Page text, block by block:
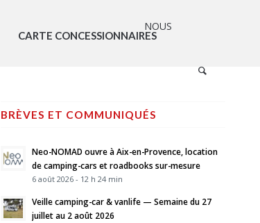
CARTE CONCESSIONNAIRES
BRÈVES ET COMMUNIQUÉS
Neo-NOMAD ouvre à Aix-en-Provence, location
de camping-cars et roadbooks sur-mesure
6 août 2026 - 12 h 24 min
Veille camping-car & vanlife — Semaine du 27
juillet au 2 août 2026